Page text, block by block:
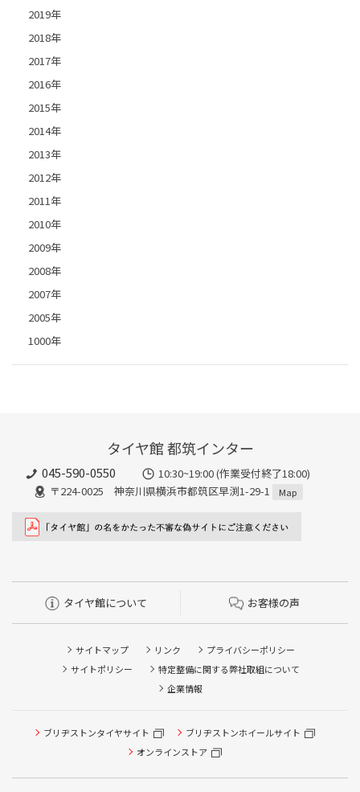
2019年
2018年
2017年
2016年
2015年
2014年
2013年
2012年
2011年
2010年
2009年
2008年
2007年
2005年
1000年
タイヤ館 都筑インター
045-590-0550
10:30~19:00 (作業受付終了18:00)
〒224-0025 神奈川県横浜市都筑区早渕1-29-1
Map
タイヤ館について お客様の声
サイトマップ リンク
プライバシーポリシー
サイトポリシー
特定整備に関する弊社取組について
企業情報
ブリヂストンタイヤサイト
ブリヂストンホイールサイト
オンラインストア
タイヤ点検・安全点検/タイヤ履き替え/オイル交換/その他
ピット作業の予約